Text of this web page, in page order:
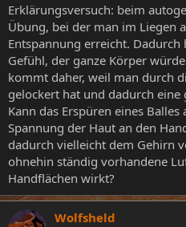
Erklärungsversuch: beim
Übung, bei der man im Liegen
Entspannung erreicht. Dadurch
Gefühl, der ganze Körper
kommt daher, weil man durch
gelockert hat und dadurch
Kann das Erspüren eines
Spannung der Haut an den
dadurch vielleicht dem Gehirn
ohnehin ständig vorhandene
Handflächen wirkt?
Wolfsheld